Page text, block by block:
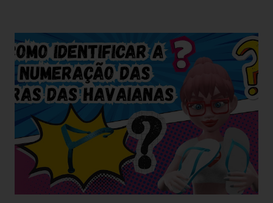
uma marca frequentemente associada ao estilo de vida
descontraído e ao clima quente. Além dos chinelos, a marca
também oferece bolsas, mochilas e acessórios, solidificando
sua presença na moda e na cultura popular. A Havaianas tem
colaborado com diversas marcas e celebridades ao longo
dos anos, criando coleções limitadas e edições especiais de
seus produtos. Amplamente conhecida por seus esforços
de responsabilidade social e ambiental, a havaianas
implementa práticas sustentáveis em sua p...